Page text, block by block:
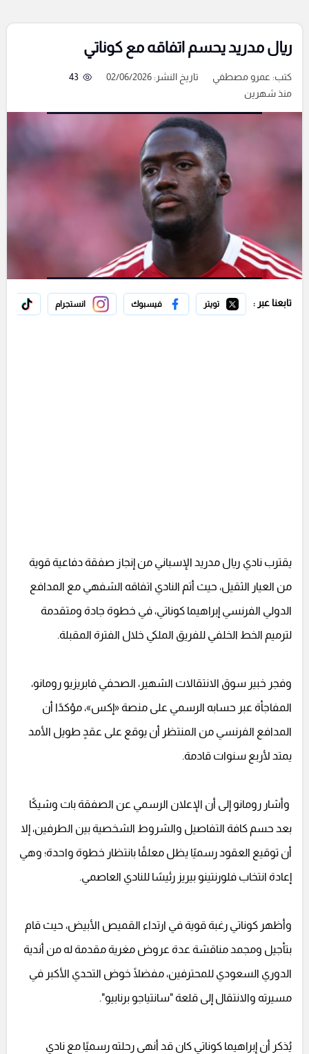
ريال مدريد يحسم اتفاقه مع كوناتي
كتب: عمرو مصطفي تاريخ النشر: 02/06/2026
43
منذ شهرين
تابعنا عبر : تويتر فيسبوك انستجرام
يقترب نادي ريال مدريد الإسباني من إنجاز صفقة دفاعية قوية
من العيار الثقيل، حيث أتم النادي اتفاقه الشفهي مع المدافع
الدولي الفرنسي إبراهيما كوناتي، في خطوة جادة ومتقدمة
لترميم الخط الخلفي للفريق الملكي خلال الفترة المقبلة.
وفجر خبير سوق الانتقالات الشهير، الصحفي فابريزيو رومانو،
المفاجأة عبر حسابه الرسمي على منصة «إكس»، مؤكدًا أن
المدافع الفرنسي من المنتظر أن يوقع على عقدٍ طويل الأمد
يمتد لأربع سنوات قادمة.
وأشار رومانو إلى أن الإعلان الرسمي عن الصفقة بات وشيكًا
بعد حسم كافة التفاصيل والشروط الشخصية بين الطرفين، إلا
أن توقيع العقود رسميًا يظل معلقًا بانتظار خطوة واحدة؛ وهي
إعادة انتخاب فلورنتينو بيريز رئيسًا للنادي العاصمي.
وأظهر كوناتي رغبة قوية في ارتداء القميص الأبيض، حيث قام
بتأجيل ومجمد مناقشة عدة عروض مغرية مقدمة له من أندية
الدوري السعودي للمحترفين، مفضلًا خوض التحدي الأكبر في
مسيرته والانتقال إلى قلعة "سانتياجو برنابيو".
يُذكر أن إبراهيما كوناتي كان قد أنهى رحلته رسميًا مع نادي